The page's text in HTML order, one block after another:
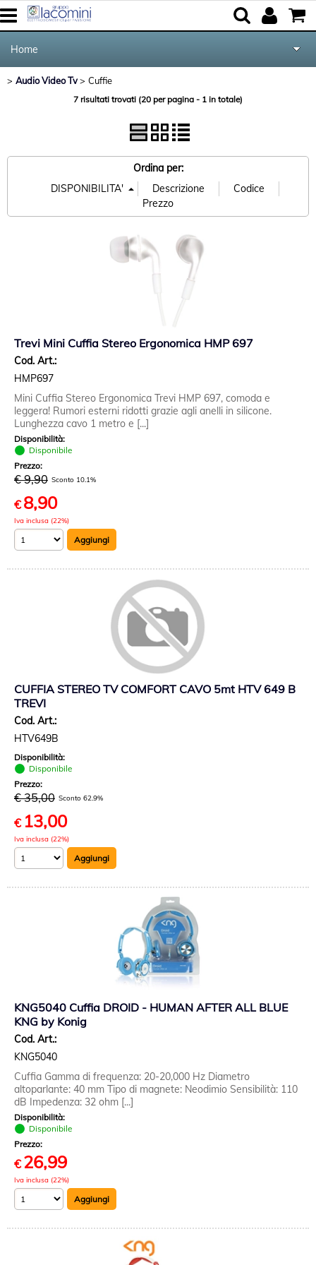
Categoria: Home>Audio Video Tv
Home
Elettrodomestici
Audio Video Tv
Forniture per Hotel e Ristoranti
Audio Video Tv Cuffie
7 risultati trovati (20 per pagina - 1 in totale)
Ordina per:
Trevi Mini Cuffia Stereo Ergonomica HMP 697
Cod. Art.:
HMP697
Mini Cuffia Stereo Ergonomica Trevi HMP 697, comoda e
leggera! Rumori esterni ridotti grazie agli anelli in silicone.
Lunghezza cavo 1 metro e [...]
Disponibilità:
Disponibile
Prezzo:
€ 9,90 Sconto 10.1%
€ 8,90
Iva inclusa (22%)
CUFFIA STEREO TV COMFORT CAVO 5mt HTV 649 B
TREVI
Cod. Art.:
HTV649B
Disponibilità:
Disponibile
Prezzo:
€ 35,00 Sconto 62.9%
€ 13,00
Iva inclusa (22%)
KNG5040 Cuffia DROID - HUMAN AFTER ALL BLUE
KNG by Konig
Cod. Art.:
KNG5040
Cuffia Gamma di frequenza: 20-20,000 Hz Diametro
altoparlante: 40 mm Tipo di magnete: Neodimio Sensibilità: 110
dB Impedenza: 32 ohm [...]
Disponibilità:
Disponibile
Prezzo:
€ 26,99
Iva inclusa (22%)